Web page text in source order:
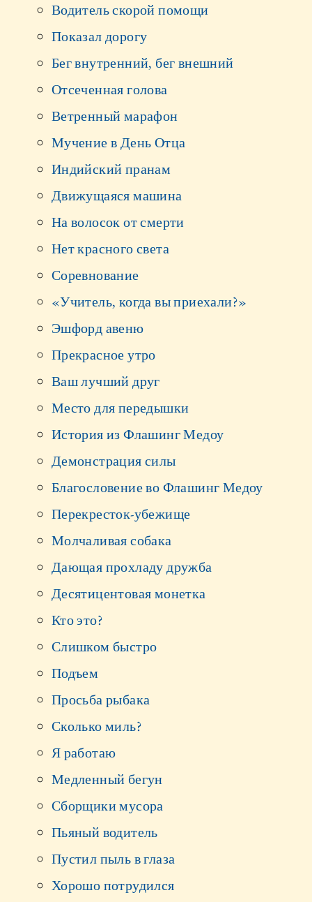
Водитель скорой помощи
Показал дорогу
Бег внутренний, бег внешний
Отсеченная голова
Ветренный марафон
Мучение в День Отца
Индийский пранам
Движущаяся машина
На волосок от смерти
Нет красного света
Соревнование
«Учитель, когда вы приехали?»
Эшфорд авеню
Прекрасное утро
Ваш лучший друг
Место для передышки
История из Флашинг Медоу
Демонстрация силы
Благословение во Флашинг Медоу
Перекресток-убежище
Молчаливая собака
Дающая прохладу дружба
Десятицентовая монетка
Кто это?
Слишком быстро
Подъем
Просьба рыбака
Сколько миль?
Я работаю
Медленный бегун
Сборщики мусора
Пьяный водитель
Пустил пыль в глаза
Хорошо потрудился